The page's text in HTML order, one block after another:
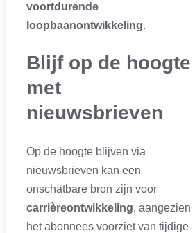
voortdurende
loopbaanontwikkeling.
Blijf op de hoogte
met
nieuwsbrieven
Op de hoogte blijven via
nieuwsbrieven kan een
onschatbare bron zijn voor
carrièreontwikkeling, aangezien
het abonnees voorziet van tijdige